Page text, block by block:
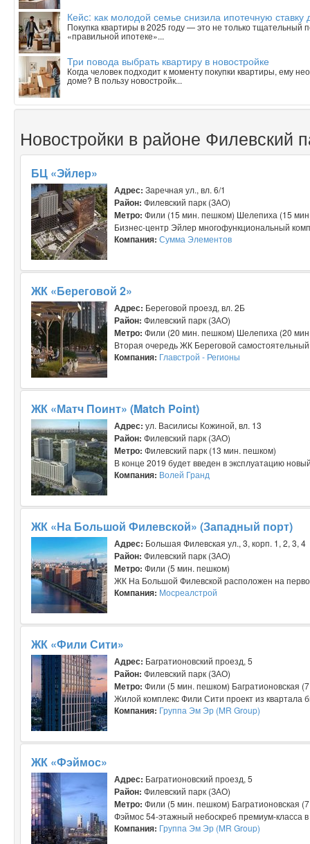
Кейс: как молодой семье снизила ипотечную
Покупка квартиры в 2025 году — это не только тщательный
«правильной ипотеке»...
Три повода выбрать квартиру в новостройке
Когда человек подходит к моменту покупки квартиры, ему
доме? В пользу новостройк...
Новостройки в районе Филевский
БЦ «Эйлер»
Адрес: Заречная ул., вл. 6/1
Район: Филевский парк (ЗАО)
Метро: Фили (15 мин. пешком) Шелепиха (15
Бизнес-центр Эйлер многофункциональный
Компания: Сумма Элементов
ЖК «Береговой 2»
Адрес: Береговой проезд, вл. 2Б
Район: Филевский парк (ЗАО)
Метро: Фили (20 мин. пешком) Шелепиха (20
Вторая очередь ЖК Береговой
Компания: Главстрой - Регионы
ЖК «Матч Поинт» (Match Point)
Адрес: ул. Василисы Кожиной, вл. 13
Район: Филевский парк (ЗАО)
Метро: Филевский парк (13 мин. пешком)
В конце 2019 будет введен в эксплуатацию
Компания: Волей Гранд
ЖК «На Большой Филевской» (Западный порт)
Адрес: Большая Филевская ул., 3, корп. 1, 2, 3, 4
Район: Филевский парк (ЗАО)
Метро: Фили (5 мин. пешком)
ЖК На Большой Филевской расположен на
Компания: Мосреалстрой
ЖК «Фили Сити»
Адрес: Багратионовский проезд, 5
Район: Филевский парк (ЗАО)
Метро: Фили (5 мин. пешком) Багратионовская
Жилой комплекс Фили Сити проект из квартала
Компания: Группа Эм Эр (MR Group)
ЖК «Фэймос»
Адрес: Багратионовский проезд, 5
Район: Филевский парк (ЗАО)
Метро: Фили (5 мин. пешком) Багратионовская
Фэймос 54-этажный небоскреб премиум-класса
Компания: Группа Эм Эр (MR Group)